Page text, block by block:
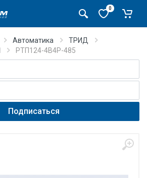
0
Автоматика
ТРИД
РТП124-4В4Р-485
Подписаться